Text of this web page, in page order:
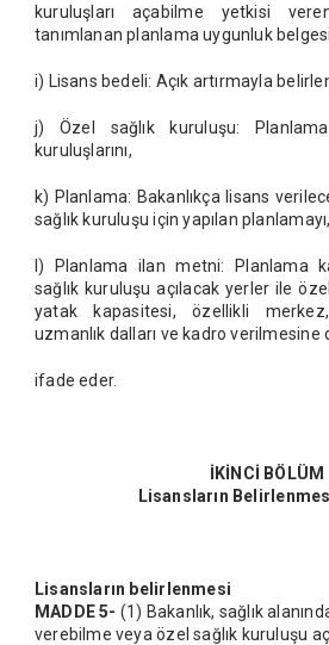
kuruluşları açabilme yetkisi
tanımlanan planlama uygunluk
i) Lisans bedeli: Açık artırmayla
j) Özel sağlık kuruluşu:
kuruluşlarını,
k) Planlama: Bakanlıkça lisans
sağlık kuruluşu için yapılan planlamayı,
l) Planlama ilan metni: Planlama
sağlık kuruluşu açılacak yerler ile
yatak kapasitesi, özellikli
uzmanlık dalları ve kadro verilmesine
ifade eder.
İKİNCİ BÖLÜM
Lisansların
Lisansların belirlenmesi
MADDE 5- (1) Bakanlık, sağlık
verebilme veya özel sağlık kuruluşu